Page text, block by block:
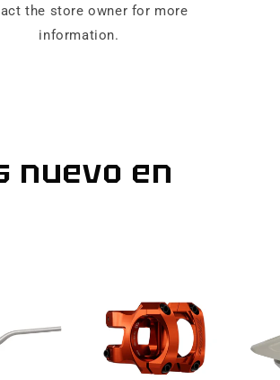
the store owner for more
information.
nuevo en